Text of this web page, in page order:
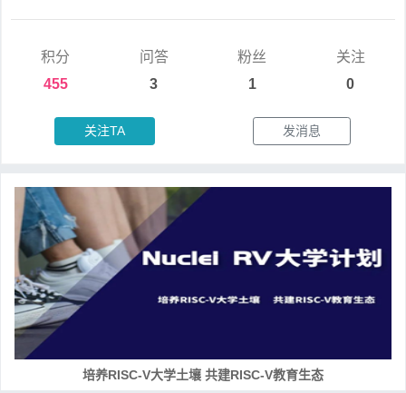
积分
455
问答
3
粉丝
1
关注
0
关注TA 发消息
培养RISC-V大学土壤 共建RISC-V教育生态